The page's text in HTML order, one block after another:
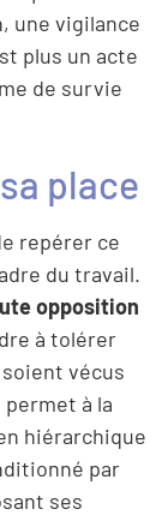
une vigilance
plus un acte
de survie
place
repérer ce
du travail.
opposition
à tolérer
soient vécus
à la
hiérarchique
par
ses